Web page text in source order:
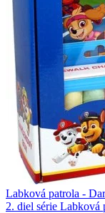
Labková patrola -
2. diel série Labková